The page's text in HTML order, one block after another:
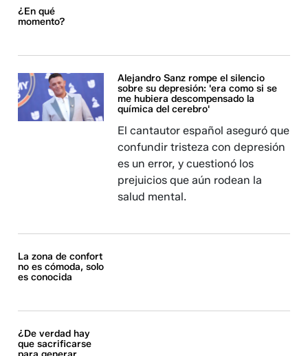
¿En qué
momento?
Alejandro Sanz rompe el silencio
sobre su depresión: 'era como si se
me hubiera descompensado la
química del cerebro'
El cantautor español aseguró que
confundir tristeza con depresión
es un error, y cuestionó los
prejuicios que aún rodean la
salud mental.
La zona de confort
no es cómoda, solo
es conocida
¿De verdad hay
que sacrificarse